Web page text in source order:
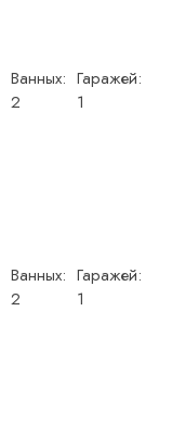
Ванных:
2
Гаражей:
1
Ванных:
2
Гаражей:
1